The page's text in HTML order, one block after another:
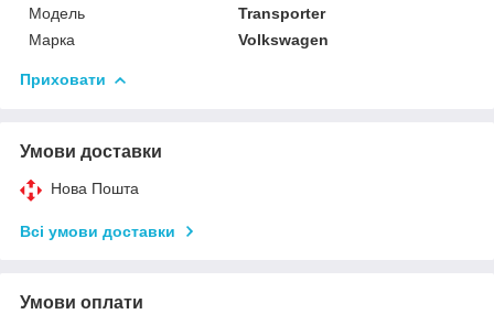
Модель
Transporter
Марка
Volkswagen
Приховати
Умови доставки
Нова Пошта
Всі умови доставки
Умови оплати